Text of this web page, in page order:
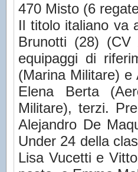
470 Misto (6
Il titolo italiano va
Brunotti (28) (CV
equipaggi di
(Marina Militare)
Elena Berta
Militare), terzi.
Alejandro De
Under 24 della
Lisa Vucetti e